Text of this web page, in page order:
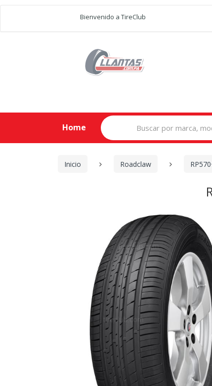
Bienvenido a TireClub
Home
Search
for:
Inicio Roadclaw